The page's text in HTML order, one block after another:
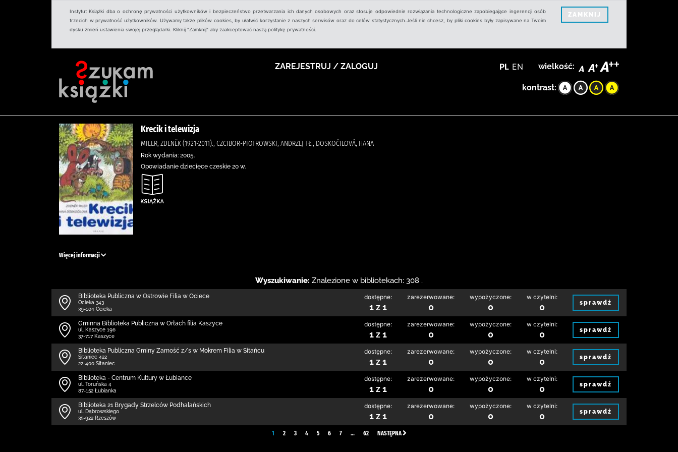
Instytut Książki dba o ochronę prywatności użytkowników i bezpieczeństwo przetwarzania ich danych osobowych oraz stosuje odpowiednie rozwiązania technologiczne zapobiegające ingerencji osób
trzecich w prywatność użytkowników. Używamy także plików cookies, by ułatwić korzystanie z naszych serwisów oraz do celów statystycznych.Jeśli nie chcesz, by pliki cookies były zapisywane na Twoim
dysku zmień ustawienia swojej przeglądarki. Kliknij "Zamknij" aby zaakceptować naszą politykę prywatności.
ZAMKNIJ
ZAREJESTRUJ / ZALOGUJ PL EN wielkość:
kontrast:
Krecik i telewizja
MILER, ZDENĚK (1921-2011)., CZCIBOR-PIOTROWSKI, ANDRZEJ TŁ., DOSKOČILOVÁ, HANA
Rok wydania: 2005.
Opowiadanie dziecięce czeskie 20 w.
Więcej informacji
Wyszukiwanie: Znalezione w bibliotekach: 308 .
Biblioteka Publiczna w Ostrowie Filia w Ociece
Ocieka 343
39-104 Ocieka
dostępne:
1 z 1
zarezerwowane:
0
wypożyczone:
0
w czytelni:
0 sprawdź
Gminna Biblioteka Publiczna w Orłach filia Kaszyce
ul. Kaszyce 196
37-717 Kaszyce
dostępne:
1 z 1
zarezerwowane:
0
wypożyczone:
0
w czytelni:
0 sprawdź
Biblio­teka Publiczna Gminy Zamość z/s w Mokrem Filia w Sitańcu
Sitaniec 422
22-400 Sitaniec
dostępne:
1 z 1
zarezerwowane:
0
wypożyczone:
0
w czytelni:
0 sprawdź
Biblioteka - Centrum Kultury w Łubiance
ul. Toruńska 4
87-152 Łubianka
dostępne:
1 z 1
zarezerwowane:
0
wypożyczone:
0
w czytelni:
0 sprawdź
Biblioteka 21 Brygady Strzelców Podhalańskich
ul. Dąbrowskiego
35-922 Rzeszów
dostępne:
1 z 1
zarezerwowane:
0
wypożyczone:
0
w czytelni:
0 sprawdź
1 2 3 4 5 6 7 … 62 NASTĘPNA